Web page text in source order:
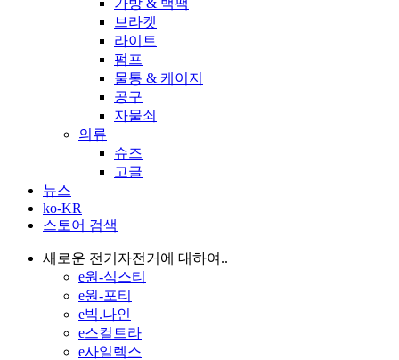
가방 & 백팩
브라켓
라이트
펌프
물통 & 케이지
공구
자물쇠
의류
슈즈
고글
뉴스
ko-KR
스토어 검색
새로운 전기자전거에 대하여..
e원-식스티
e원-포티
e빅.나인
e스컬트라
e사일렉스